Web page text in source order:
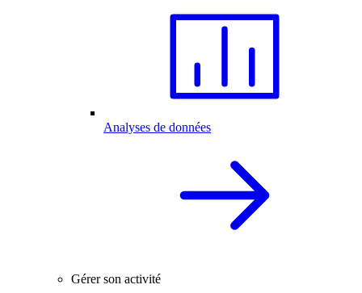
Analyses de données
Gérer son activité